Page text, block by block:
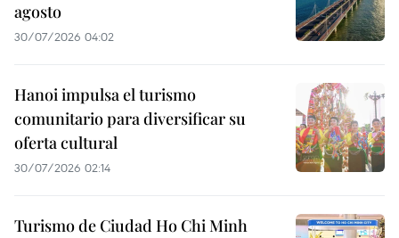
agosto
30/07/2026 04:02
Hanoi impulsa el turismo
comunitario para diversificar su
oferta cultural
30/07/2026 02:14
Turismo de Ciudad Ho Chi Minh